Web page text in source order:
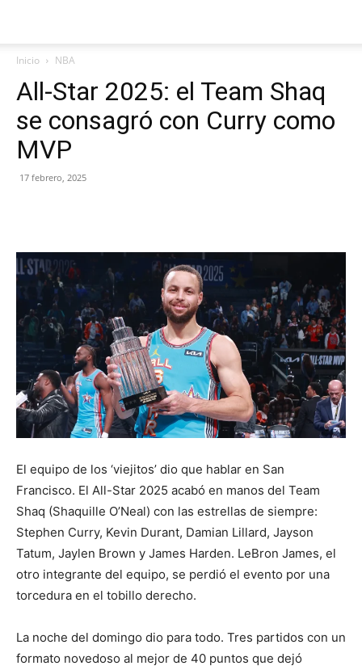
Inicio NBA
All-Star 2025: el Team Shaq
se consagró con Curry como
MVP
17 febrero, 2025
El equipo de los ‘viejitos’ dio que hablar en San
Francisco. El All-Star 2025 acabó en manos del Team
Shaq (Shaquille O’Neal) con las estrellas de siempre:
Stephen Curry, Kevin Durant, Damian Lillard, Jayson
Tatum, Jaylen Brown y James Harden. LeBron James, el
otro integrante del equipo, se perdió el evento por una
torcedura en el tobillo derecho.
La noche del domingo dio para todo. Tres partidos con un
formato novedoso al mejor de 40 puntos que dejó